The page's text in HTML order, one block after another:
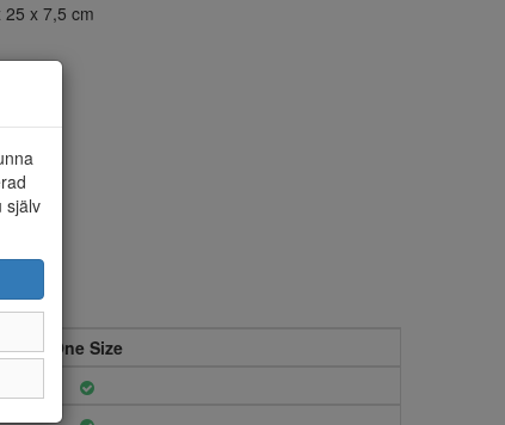
25 x 7,5 cm
One Size
själv